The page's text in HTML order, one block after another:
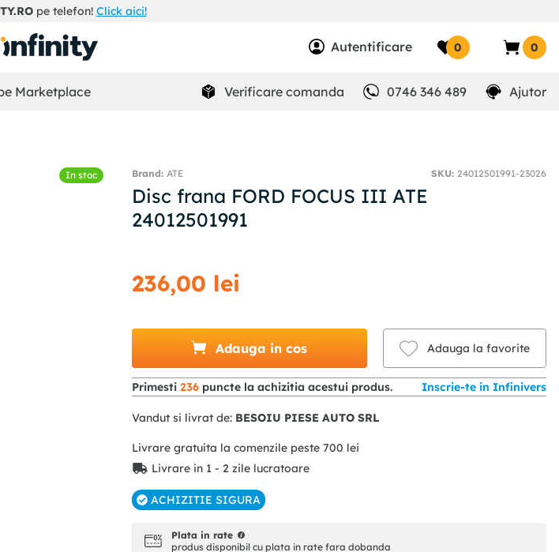
pe telefon! Click aici!
Autentificare 0 0
Marketplace Verificare comanda 0746 346 489 Ajutor
In stoc ATE SKU: 24012501991-23026
Disc frana FORD FOCUS III ATE
24012501991
236,00 lei
Adauga in cos Adauga la favorite
Primesti236 puncte la achizitia acestui produs. Inscrie-te in Infinivers
Vandut si livrat de: BESOIU PIESE AUTO SRL
Livrare gratuita la comenzile peste 700 lei
Livrare in 1 - 2 zile lucratoare
ACHIZITIE SIGURA
Plata in rate
produs disponibil cu plata in rate fara dobanda